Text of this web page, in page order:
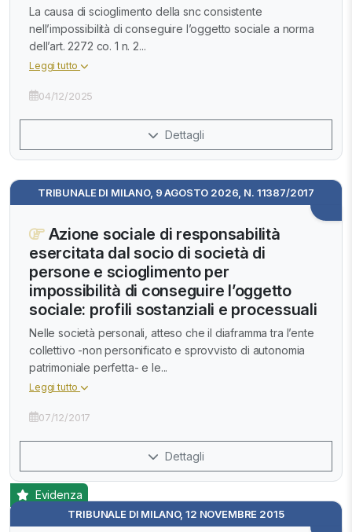
La causa di scioglimento della snc consistente
nell’impossibilità di conseguire l’oggetto sociale a norma
dell’art. 2272 co. 1 n. 2...
Leggi tutto
04/12/2025
Dettagli
TRIBUNALE DI MILANO, 9 AGOSTO 2026, N. 11387/2017
Azione sociale di responsabilità
esercitata dal socio di società di
persone e scioglimento per
impossibilità di conseguire l’oggetto
sociale: profili sostanziali e processuali
Nelle società personali, atteso che il diaframma tra l’ente
collettivo -non personificato e sprovvisto di autonomia
patrimoniale perfetta- e le...
Leggi tutto
07/12/2017
Dettagli
TRIBUNALE DI MILANO, 12 NOVEMBRE 2015
Evidenza